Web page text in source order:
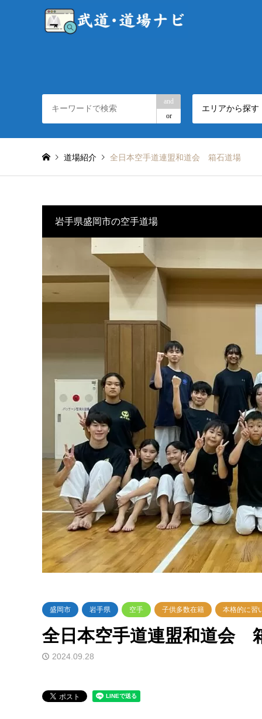
and
or
エリアから探す
道場紹介 全日本空手道連盟和道会 箱石道場
岩手県盛岡市の空手道場
盛岡市 岩手県 空手 子供多数在籍 本格的に習
全日本空手道連盟和道会
2024.09.28